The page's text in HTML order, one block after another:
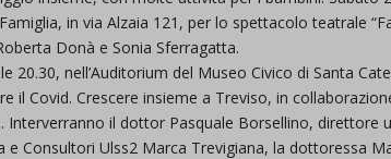
in via Alzaia 121, per lo spettacolo teatrale
Donà e Sonia Sferragatta.
20.30, nell’Auditorium del Museo Civico di Santa
il Covid. Crescere insieme a Treviso, in
Interverranno il dottor Pasquale Borsellino, direttore
e Consultori Ulss2 Marca Trevigiana, la dottoressa